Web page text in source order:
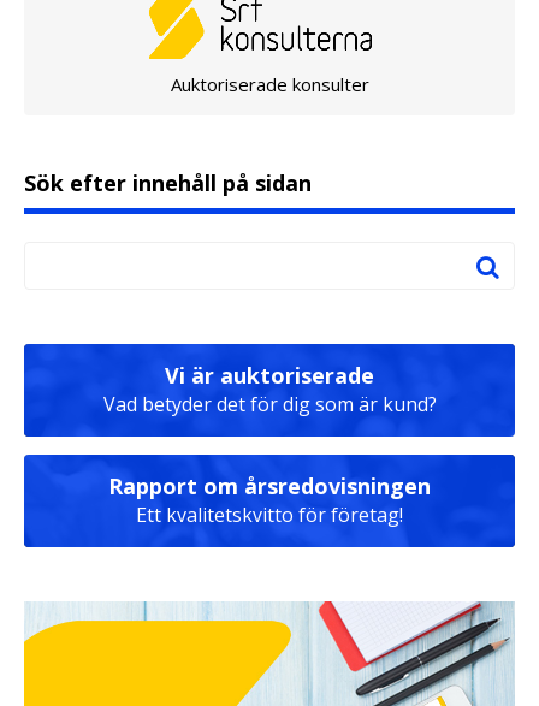
Auktoriserade konsulter
Sök efter innehåll på sidan
Vi är auktoriserade
Vad betyder det för dig som är kund?
Rapport om årsredovisningen
Ett kvalitetskvitto för företag!